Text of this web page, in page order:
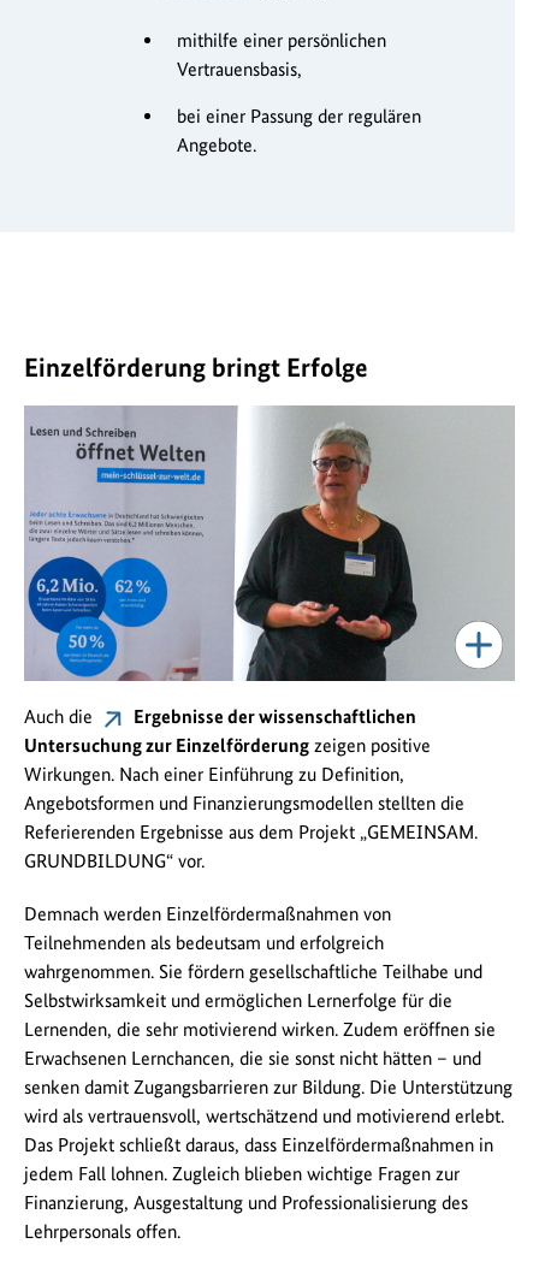
mithilfe einer persönlichen
Vertrauensbasis,
bei einer Passung der regulären
Angebote.
Einzelförderung bringt Erfolge
Auch die
Ergebnisse der wissenschaftlichen
Untersuchung zur Einzelförderung zeigen positive
Wirkungen. Nach einer Einführung zu Definition,
Angebotsformen und Finanzierungsmodellen stellten die
Referierenden Ergebnisse aus dem Projekt „GEMEINSAM.
GRUNDBILDUNG“ vor.
Demnach werden Einzelfördermaßnahmen von
Teilnehmenden als bedeutsam und erfolgreich
wahrgenommen. Sie fördern gesellschaftliche Teilhabe und
Selbstwirksamkeit und ermöglichen Lernerfolge für die
Lernenden, die sehr motivierend wirken. Zudem eröffnen sie
Erwachsenen Lernchancen, die sie sonst nicht hätten – und
senken damit Zugangsbarrieren zur Bildung. Die Unterstützung
wird als vertrauensvoll, wertschätzend und motivierend erlebt.
Das Projekt schließt daraus, dass Einzelfördermaßnahmen in
jedem Fall lohnen. Zugleich blieben wichtige Fragen zur
Finanzierung, Ausgestaltung und Professionalisierung des
Lehrpersonals offen.